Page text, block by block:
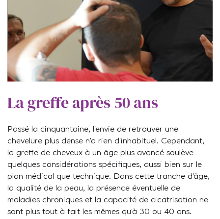
La greffe après 50 ans
Passé la cinquantaine, l’envie de retrouver une
chevelure plus dense n’a rien d’inhabituel. Cependant,
la greffe de cheveux à un âge plus avancé soulève
quelques considérations spécifiques, aussi bien sur le
plan médical que technique. Dans cette tranche d’âge,
la qualité de la peau, la présence éventuelle de
maladies chroniques et la capacité de cicatrisation ne
sont plus tout à fait les mêmes qu’à 30 ou 40 ans.